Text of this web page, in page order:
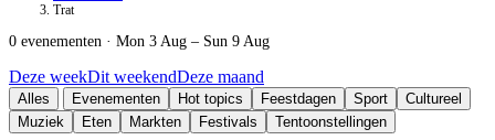
Trat
0 evenementen · Mon 3 Aug – Sun 9 Aug
Deze weekDit weekendDeze maand
Alles Evenementen Hot topics Feestdagen Sport
Cultureel
Muziek
Eten Markten Festivals Tentoonstellingen